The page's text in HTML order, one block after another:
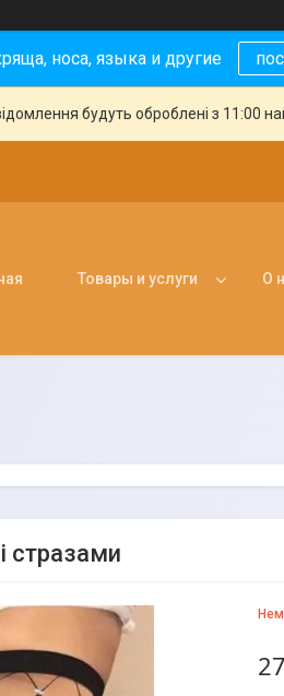
носа, языка и другие
будуть оброблені з 11:00
Товары и услуги О
стразами